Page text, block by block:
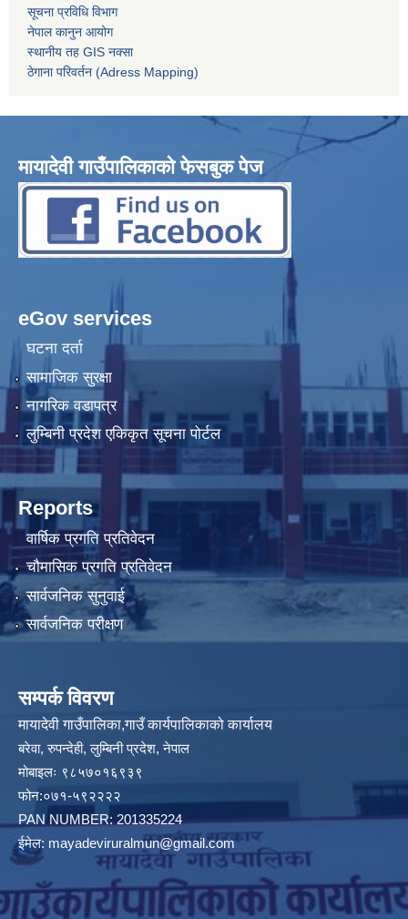
सूचना प्रविधि विभाग
नेपाल कानुन आयोग
स्थानीय तह GIS नक्सा
ठेगाना परिवर्तन (Adress Mapping)
मायादेवी गाउँपालिकाको फेसबुक पेज
eGov services
घटना दर्ता
सामाजिक सुरक्षा
नागरिक वडापत्र
लुम्बिनी प्रदेश एकिकृत सूचना पोर्टल
Reports
वार्षिक प्रगति प्रतिवेदन
चौमासिक प्रगति प्रतिवेदन
सार्वजनिक सुनुवाई
सार्वजनिक परीक्षण
सम्पर्क विवरण
मायादेवी गाउँपालिका,गाउँ कार्यपालिकाको कार्यालय
बरेवा, रुपन्देही, लुम्बिनी प्रदेश, नेपाल
मोबाइलः ९८५७०१६९३९
फोन:०७१-५९२२२२
PAN NUMBER: 201335224
ईमेल: mayadeviruralmun@gmail.com